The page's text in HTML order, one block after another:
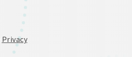
Privacy